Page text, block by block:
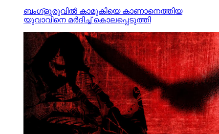
ബംഗ്ളൂരുവില്‍ കാമുകിയെ കാണാനെത്തിയ
യുവാവിനെ മര്‍ദിച്ച് കൊലപ്പെടുത്തി